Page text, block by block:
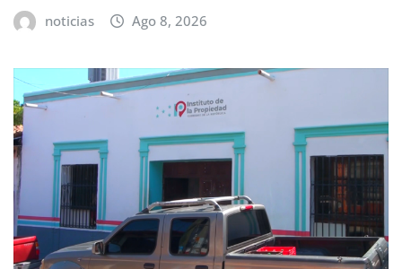
noticias Ago 8, 2026